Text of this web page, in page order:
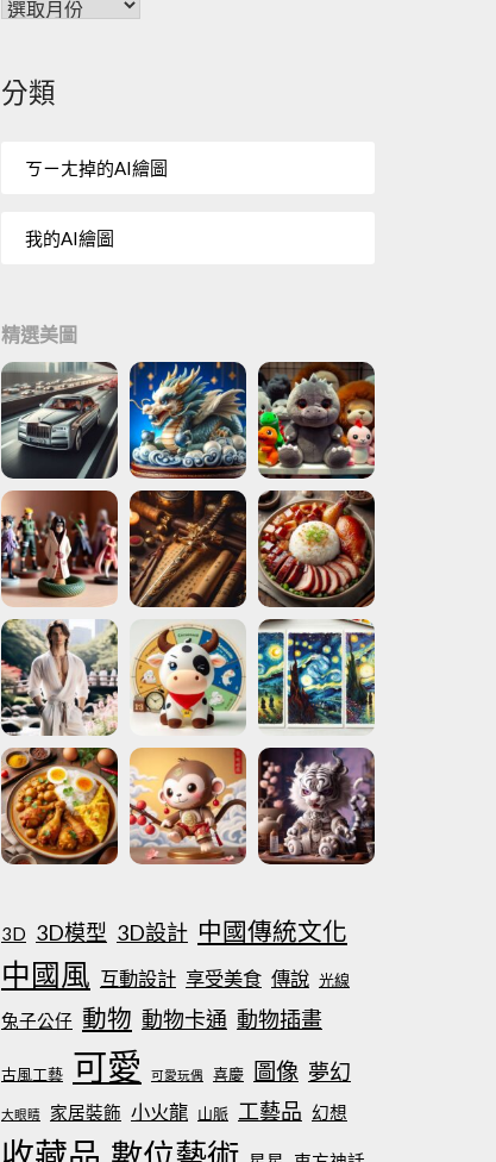
分類
ㄎㄧㄤ掉的AI繪圖
我的AI繪圖
精選美圖
3D 3D模型 3D設計 中國傳統文化
中國風 互動設計 享受美食 傳說 光線
兔子公仔 動物 動物卡通 動物插畫
古風工藝 可愛 可愛玩偶 喜慶 圖像 夢幻
大眼睛 家居裝飾 小火龍 山脈 工藝品 幻想